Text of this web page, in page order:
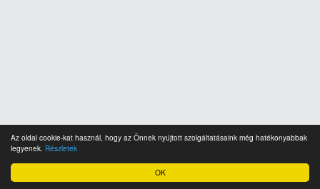
OK
Az oldal cookie-kat használ, hogy az Önnek nyújtott szolgáltatásaink még hatékonyabbak
legyenek. Részletek